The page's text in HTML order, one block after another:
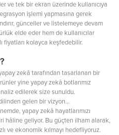
ve tek bir ekran üzerinde kullanıcıya
işlemi yapmasına gerek
günceller ve listelemeye devam
elde eder hem de kullanıcılar
fiyatları kolayca keşfedebilir.
zekâ tarafından tasarlanan bir
yine yapay zekâ botlarımız
edilerek size sunuldu.
gelen bir vizyon…
yapay zekâ hayatlarımızı
hâline geliyor. Bu güçten ilham alarak,
ve ekonomik kılmayı hedefliyoruz.